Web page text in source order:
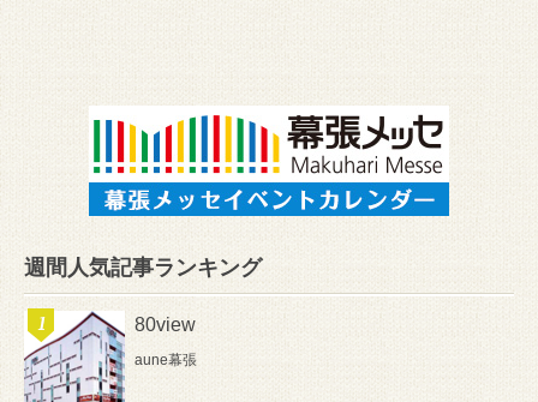
週間人気記事ランキング
80view
aune幕張